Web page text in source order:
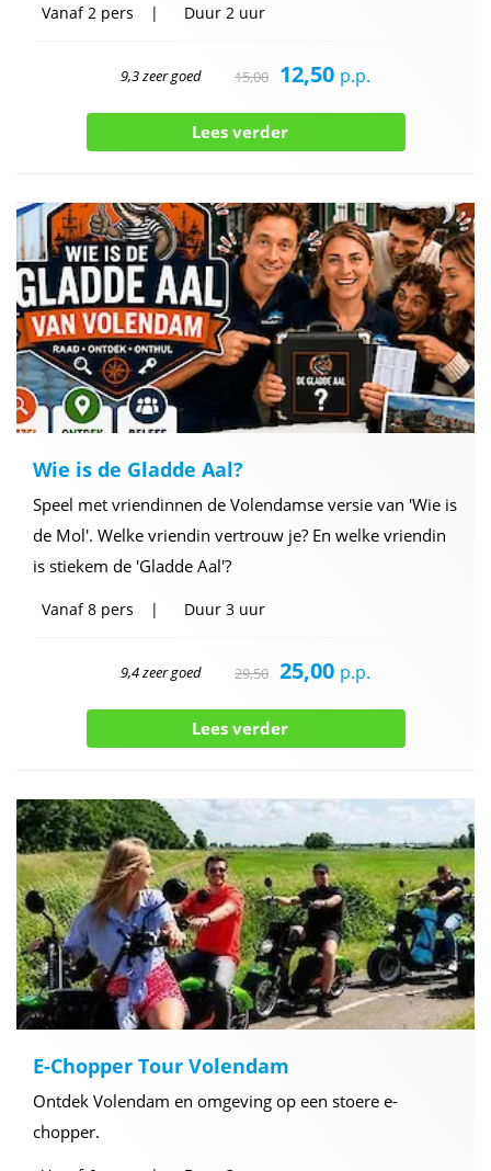
Vanaf2 pers Duur 2 uur
9,3 zeer goed 15,00 12,50 p.p.
Lees verder
Wie is de Gladde Aal?
Speel met vriendinnen de Volendamse versie van 'Wie is
de Mol'. Welke vriendin vertrouw je? En welke vriendin
is stiekem de 'Gladde Aal'?
Vanaf8 pers Duur 3 uur
9,4 zeer goed 29,50 25,00 p.p.
Lees verder
E-Chopper Tour Volendam
Ontdek Volendam en omgeving op een stoere e-
chopper.